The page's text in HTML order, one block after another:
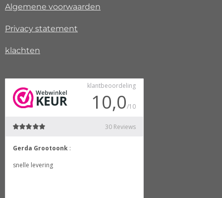
Algemene voorwaarden
Privacy statement
klachten